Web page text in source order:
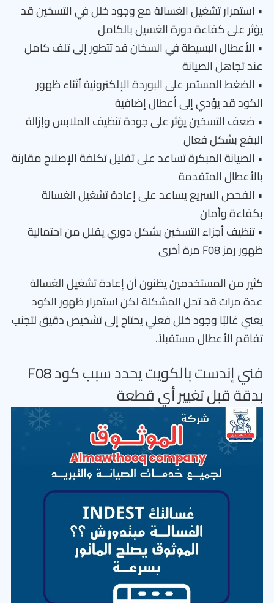
• استمرار تشغيل الغسالة مع وجود خلل في التسخين قد
يؤثر على كفاءة دورة الغسيل بالكامل
• الأعطال البسيطة في السخان قد تتطور إلى تلف كامل
عند تجاهل الصيانة
• الضغط المستمر على البوردة الإلكترونية أثناء ظهور
الكود قد يؤدي إلى أعطال إضافية
• ضعف التسخين يؤثر على جودة تنظيف الملابس وإزالة
البقع بشكل فعال
• الصيانة المبكرة تساعد على تقليل تكلفة الإصلاح مقارنة
بالأعطال المتقدمة
• الفحص السريع يساعد على إعادة تشغيل الغسالة
بكفاءة وأمان
• تنظيف أجزاء التسخين بشكل دوري يقلل من احتمالية
ظهور رمز F08 مرة أخرى
كثير من المستخدمين يظنون أن إعادة تشغيلالغسالة
عدة مرات قد تحل المشكلة لكن استمرار ظهور الكود
يعني غالبًا وجود خلل فعلي يحتاج إلى تشخيص دقيق لتجنب
تفاقم الأعطال مستقبلاً.
فني إندست بالكويت يحدد سبب كود F08
بدقة قبل تغيير أي قطعة